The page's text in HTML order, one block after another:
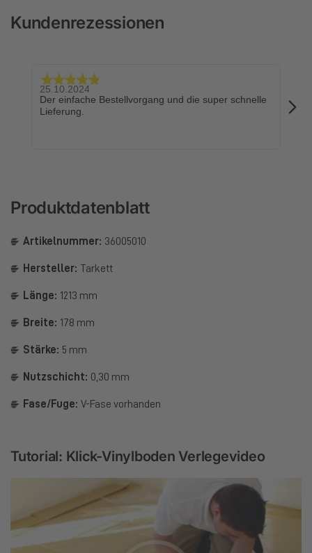
Kundenrezessionen
25.10.2024
Der einfache Bestellvorgang und die super schnelle
Lieferung.
Produktdatenblatt
Artikelnummer: 36005010
Hersteller: Tarkett
Länge: 1213 mm
Breite: 178 mm
Stärke: 5 mm
Nutzschicht: 0,30 mm
Fase/Fuge: V-Fase vorhanden
Tutorial: Klick-Vinylboden Verlegevideo